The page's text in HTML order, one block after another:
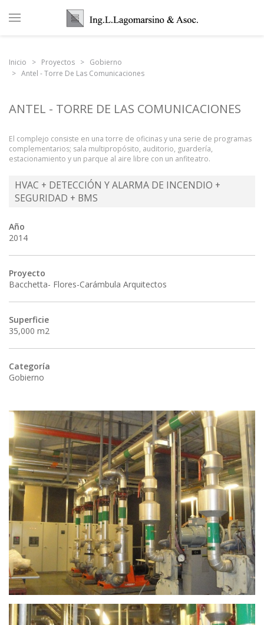
Inicio Proyectos
Gobierno
Antel - Torre De Las Comunicaciones
ANTEL - TORRE DE LAS COMUNICACIONES
El complejo consiste en una torre de oficinas y una serie de programas
complementarios; sala multipropósito, auditorio, guardería,
estacionamiento y un parque al aire libre con un anfiteatro.
HVAC + DETECCIÓN Y ALARMA DE INCENDIO +
SEGURIDAD + BMS
Año
2014
Proyecto
Bacchetta- Flores-Carámbula Arquitectos
Superficie
35,000 m2
Categoría
Gobierno